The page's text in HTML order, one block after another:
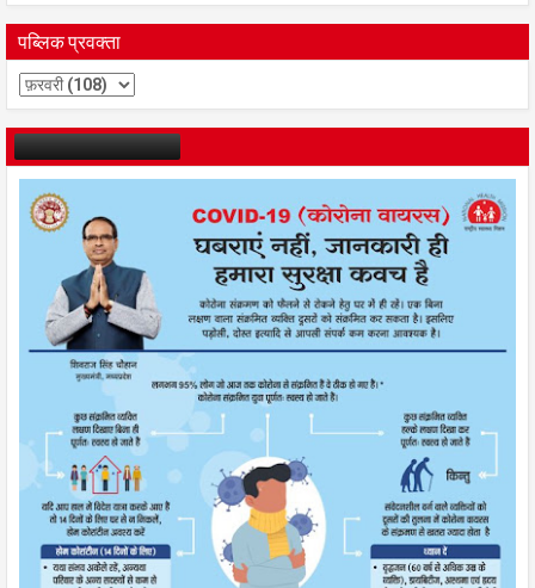
पब्लिक प्रवक्ता